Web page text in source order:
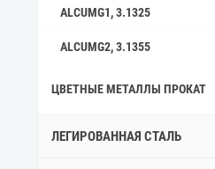
ALCUMG1, 3.1325
ALCUMG2, 3.1355
ЦВЕТНЫЕ МЕТАЛЛЫ ПРОКАТ
ЛЕГИРОВАННАЯ СТАЛЬ